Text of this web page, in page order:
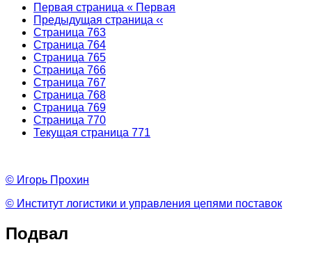
Первая страница « Первая
Предыдущая страница ‹‹
Страница 763
Страница 764
Страница 765
Страница 766
Страница 767
Страница 768
Страница 769
Страница 770
Текущая страница 771
© Игорь Прохин
© Институт логистики и управления цепями поставок
Подвал